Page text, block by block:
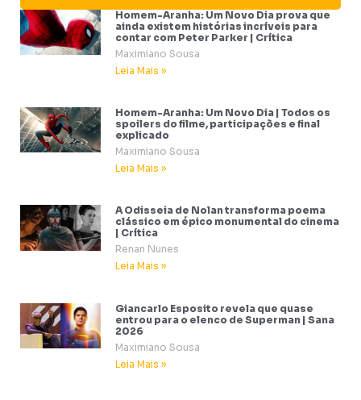
Homem-Aranha: Um Novo Dia prova que
ainda existem histórias incríveis para
contar com Peter Parker | Crítica
Maximiano Sousa
Leia Mais »
Homem-Aranha: Um Novo Dia | Todos os
spoilers do filme, participações e final
explicado
Maximiano Sousa
Leia Mais »
A Odisseia de Nolan transforma poema
clássico em épico monumental do cinema
| Crítica
Renan Nunes
Leia Mais »
Giancarlo Esposito revela que quase
entrou para o elenco de Superman | Sana
2026
Maximiano Sousa
Leia Mais »